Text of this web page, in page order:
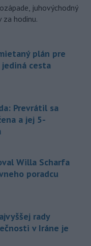
juhovýchodný
hodinu.
plán pre
jediná cesta
Prevrátil sa
a jej 5-
Willa Scharfa
poradcu
rady
v Iráne je